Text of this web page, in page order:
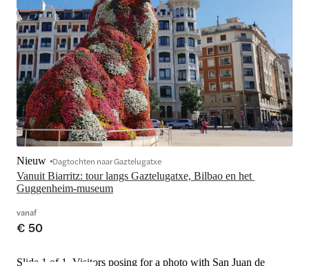
Vanuit Biarritz: tour langs Gaztelugatxe, Bilbao en het
Guggenheim-museum
Nieuw Dagtochten naar Gaztelugatxe
vanaf
€ 50
Slide 1 of 1, Visitors posing for a photo with San Juan de